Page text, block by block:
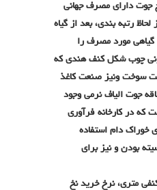
جوت دارای مصرف جهانی
رتبه بندی، بعد از گیاه
گیاهی مورد مصرف را
چوب شکل کنف هندی که
سوخت ونیز صنعت کاغذ
جوت الیاف نرمی وجود
که در کارخانه فرآوری
خوراک دام استفاده
بودن و نیز برای
متری، نرخ خرید نخ